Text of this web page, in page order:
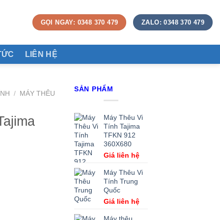
GỌI NGAY: 0348 370 479 ZALO: 0348 370 479
LIÊN HỆ
/
MÁY THÊU
SẢN PHẨM
Máy Thêu Vi
Tính Tajima
TFKN 912
360X680
Giá liên hệ
Máy Thêu Vi
Tính Trung
Quốc
Giá liên hệ